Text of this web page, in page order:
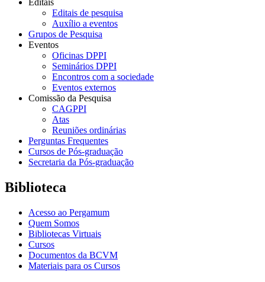
Editais de pesquisa
Auxílio a eventos
Grupos de Pesquisa
Eventos
Oficinas DPPI
Seminários DPPI
Encontros com a sociedade
Eventos externos
Comissão da Pesquisa
CAGPPI
Atas
Reuniões ordinárias
Perguntas Frequentes
Cursos de Pós-graduação
Secretaria da Pós-graduação
Biblioteca
Acesso ao Pergamum
Quem Somos
Bibliotecas Virtuais
Cursos
Documentos da BCVM
Materiais para os Cursos